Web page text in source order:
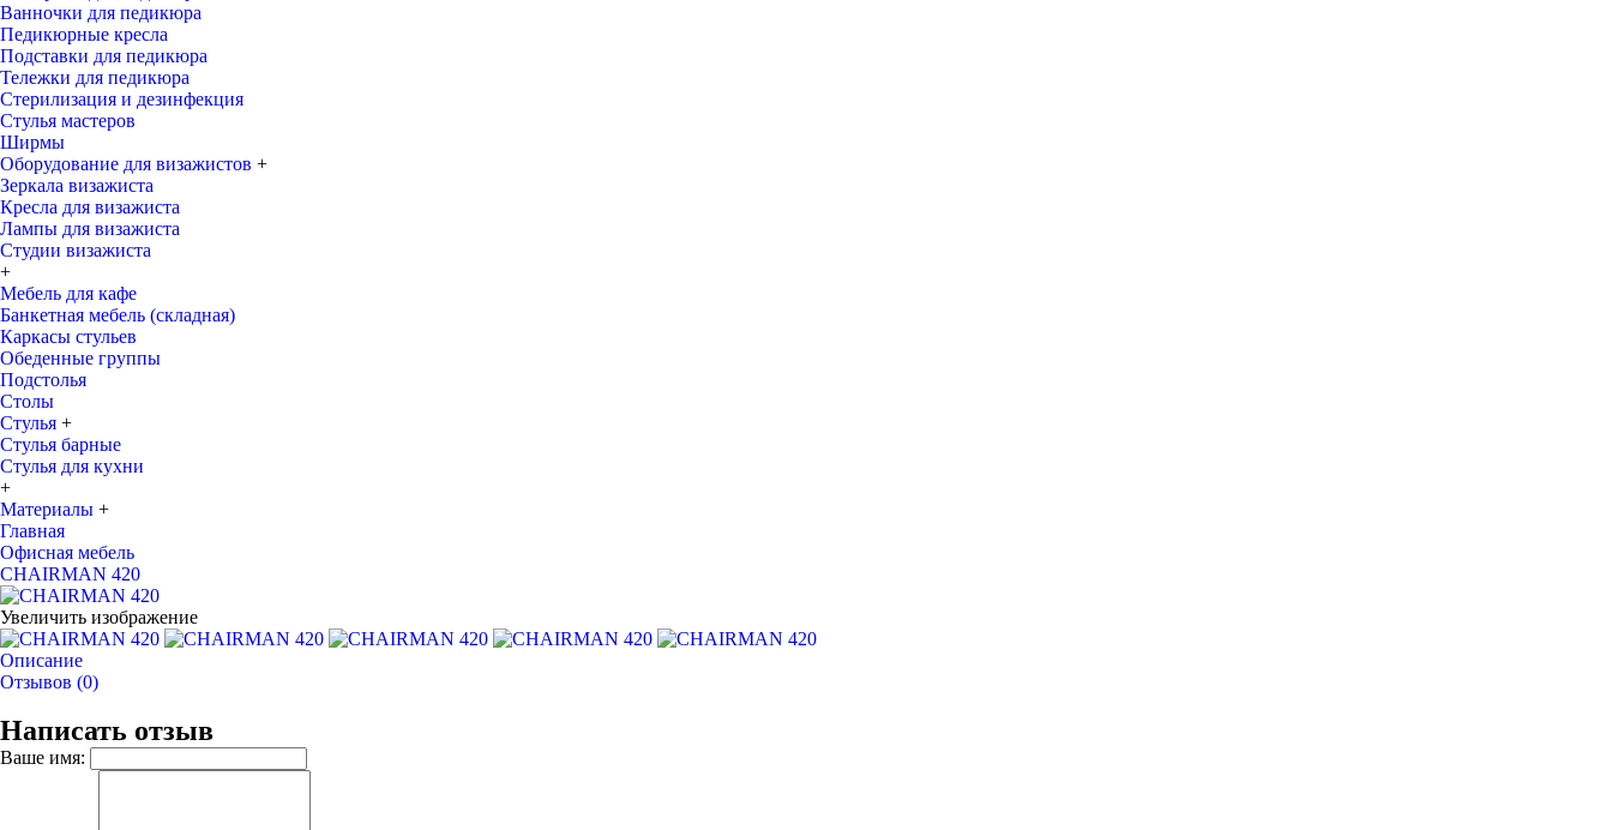
Ванночки для педикюра
Педикюрные кресла
Подставки для педикюра
Тележки для педикюра
Стерилизация и дезинфекция
Стулья мастеров
Ширмы
Оборудование для визажистов +
Зеркала визажиста
Кресла для визажиста
Лампы для визажиста
Студии визажиста
+
Мебель для кафе
Банкетная мебель (складная)
Каркасы стульев
Обеденные группы
Подстолья
Столы
Стулья +
Стулья барные
Стулья для кухни
+
Материалы +
Главная
Офисная мебель
CHAIRMAN 420
Увеличить изображение
Описание
Отзывов (0)
Написать отзыв
Ваше имя: